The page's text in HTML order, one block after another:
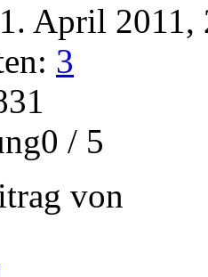
April 2011,
3
/ 5
von